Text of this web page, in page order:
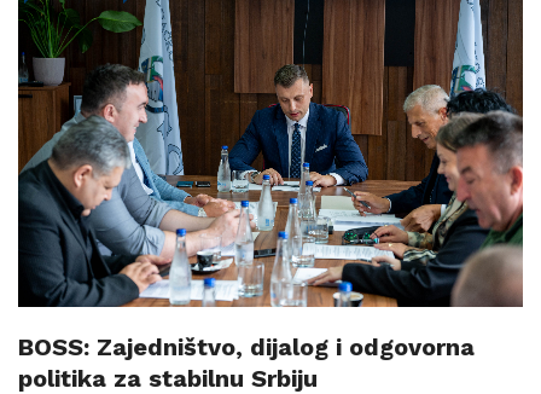
BOSS: Zajedništvo, dijalog i odgovorna
politika za stabilnu Srbiju